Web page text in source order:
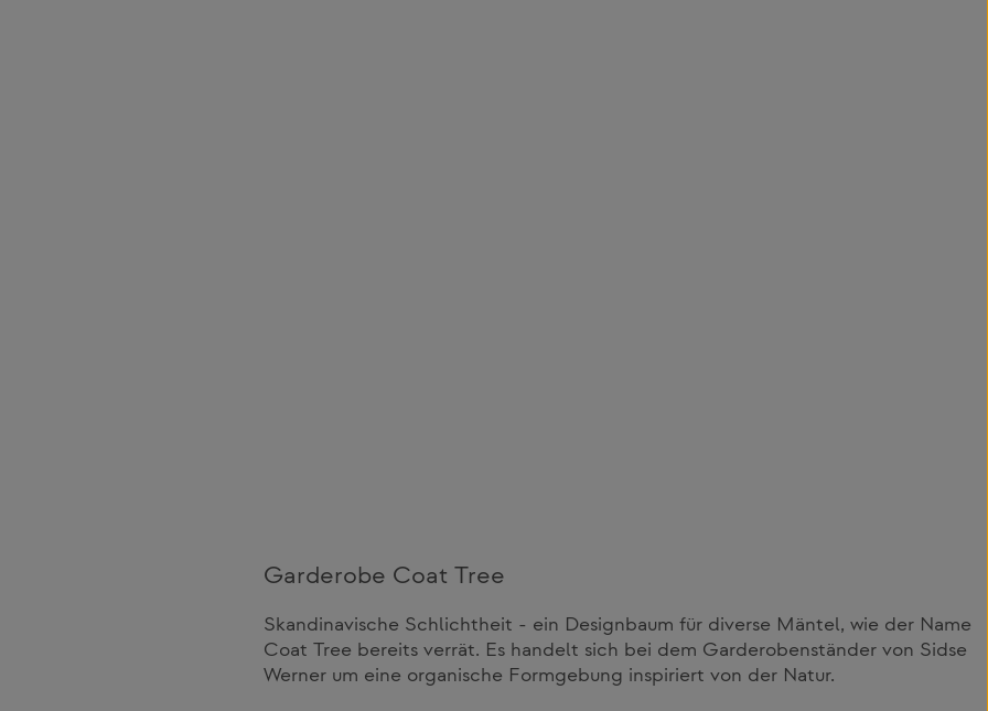
Garderobe Coat Tree
Skandinavische Schlichtheit - ein Designbaum für diverse Mäntel, wie der Name
Coat Tree bereits verrät. Es handelt sich bei dem Garderobenständer von Sidse
Werner um eine organische Formgebung inspiriert von der Natur.